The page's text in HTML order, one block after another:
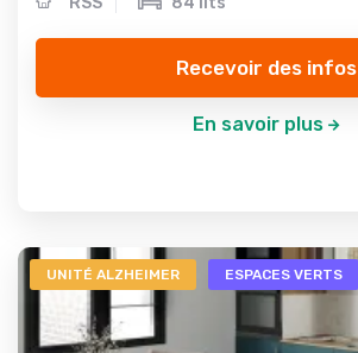
Recevoir des infos
En savoir plus
UNITÉ ALZHEIMER ESPACES VERTS